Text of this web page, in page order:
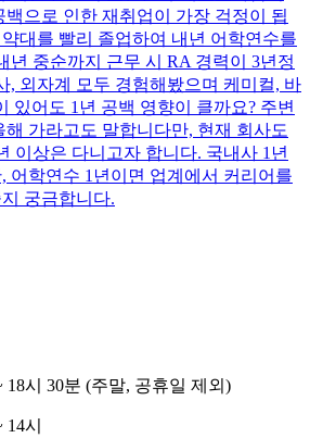
백으로 인한 재취업이 가장 걱정이 됩
대를 빨리 졸업하여 내년 어학연수를
년 중순까지 근무 시 RA 경력이 3년정
, 외자계 모두 경험해봤으며 케미컬, 바
있어도 1년 공백 영향이 클까요? 주변
해 가라고도 말합니다만, 현재 회사도
이상은 다니고자 합니다. 국내사 1년
어학연수 1년이면 업계에서 커리어를
궁금합니다.
18시 30분 (주말, 공휴일 제외)
시